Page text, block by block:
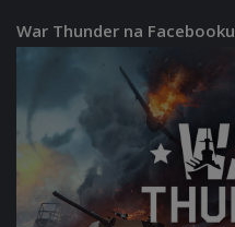
War Thunder na Facebooku